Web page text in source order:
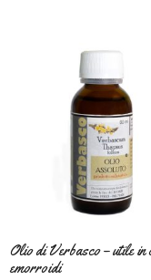
Olio di Verbasco – utile in
emorroidi